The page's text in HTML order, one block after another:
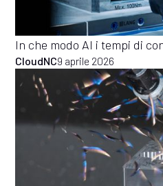
In che modo AI i tempi di
CloudNC9 aprile 2026